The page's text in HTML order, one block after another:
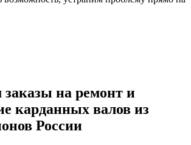
на ремонт и
карданных валов из
России